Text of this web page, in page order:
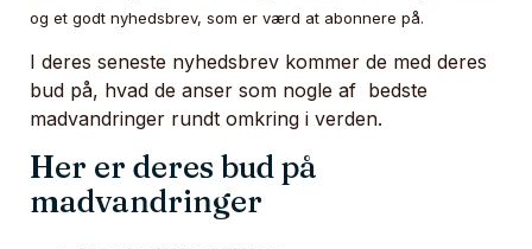
og et godt nyhedsbrev, som er værd at abonnere på.
I deres seneste nyhedsbrev kommer de med deres
bud på, hvad de anser som nogle af bedste
madvandringer rundt omkring i verden.
Her er deres bud på
madvandringer